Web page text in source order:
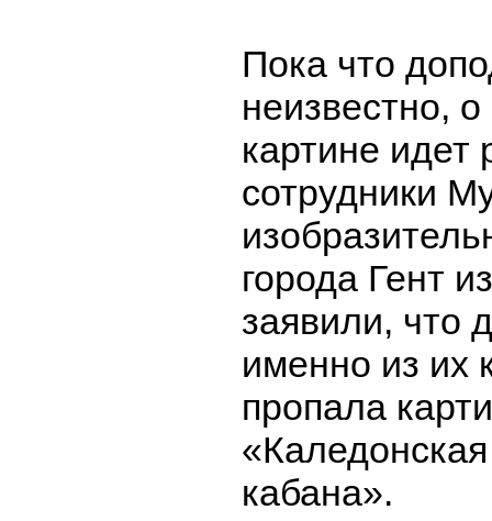
Пока что
неизвестно,
картине идет
сотрудники
города Гент
заявили, что
именно из их
пропала
кабана».